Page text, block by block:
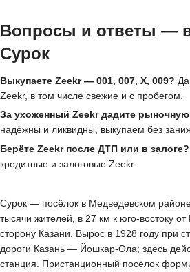
Вопросы и ответы —
Сурок
Выкупаете Zeekr — 001, 007, X, 009?
Zeekr, в том числе свежие и с пробегом.
За ухоженный Zeekr дадите рыночную
надёжны и ликвидны, выкупаем без
Берёте Zeekr после ДТП или в залоге?
кредитные и залоговые Zeekr.
Сурок — посёлок в Медведевском
тысячи жителей, в 27 км к юго-востоку
сторону Казани. Вырос в 1928 году при
дороги Казань — Йошкар-Ола; здесь
станция. Пристанционный посёлок